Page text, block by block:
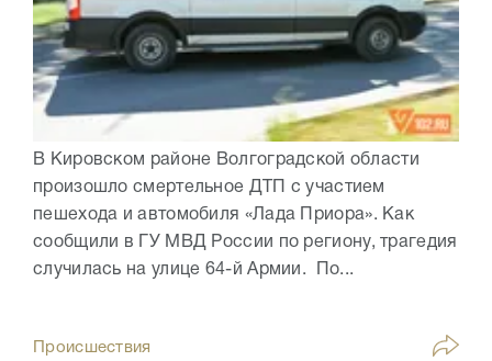
В Кировском районе Волгоградской области
произошло смертельное ДТП с участием
пешехода и автомобиля «Лада Приора». Как
сообщили в ГУ МВД России по региону, трагедия
случилась на улице 64-й Армии. По...
Происшествия